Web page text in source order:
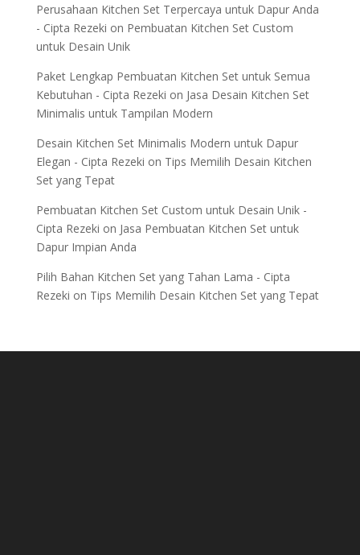
Perusahaan Kitchen Set Terpercaya untuk Dapur Anda
- Cipta Rezeki on Pembuatan Kitchen Set Custom
untuk Desain Unik
Paket Lengkap Pembuatan Kitchen Set untuk Semua
Kebutuhan - Cipta Rezeki on Jasa Desain Kitchen Set
Minimalis untuk Tampilan Modern
Desain Kitchen Set Minimalis Modern untuk Dapur
Elegan - Cipta Rezeki on Tips Memilih Desain Kitchen
Set yang Tepat
Pembuatan Kitchen Set Custom untuk Desain Unik -
Cipta Rezeki on Jasa Pembuatan Kitchen Set untuk
Dapur Impian Anda
Pilih Bahan Kitchen Set yang Tahan Lama - Cipta
Rezeki on Tips Memilih Desain Kitchen Set yang Tepat